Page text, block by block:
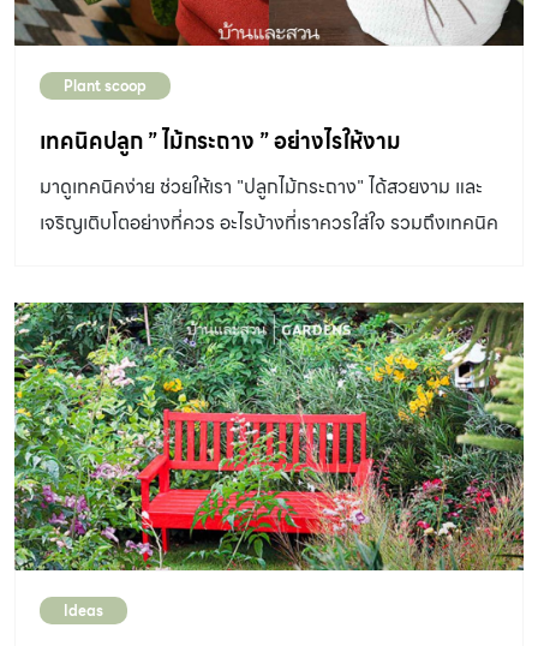
Plant scoop
เทคนิคปลูก ” ไม้กระถาง ” อย่างไรให้งาม
มาดูเทคนิคง่าย ช่วยให้เรา "ปลูกไม้กระถาง" ได้สวยงาม และ
เจริญเติบโตอย่างที่ควร อะไรบ้างที่เราควรใส่ใจ รวมถึงเทคนิค
Ideas